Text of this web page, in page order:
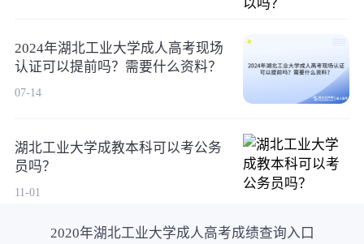
2024年湖北工业大学成人高考现场
认证可以提前吗？需要什么资料？
07-14
湖北工业大学成教本科可以考公务
员吗？
11-01
2020年湖北工业大学成人高考成绩查询入口